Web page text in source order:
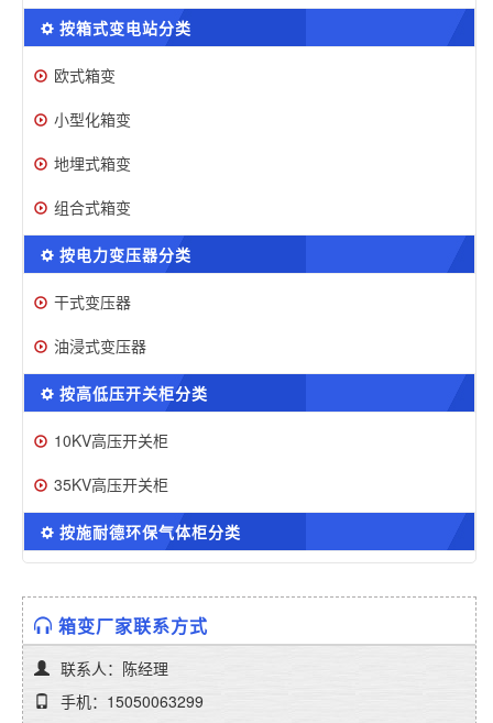
按箱式变电站分类
欧式箱变
小型化箱变
地埋式箱变
组合式箱变
按电力变压器分类
干式变压器
油浸式变压器
按高低压开关柜分类
10KV高压开关柜
35KV高压开关柜
按施耐德环保气体柜分类
箱变厂家联系方式
联系人：陈经理
手机：15050063299